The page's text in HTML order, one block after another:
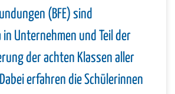
(BFE) sind
in Unternehmen und Teil der
der achten Klassen aller
erfahren die Schülerinnen